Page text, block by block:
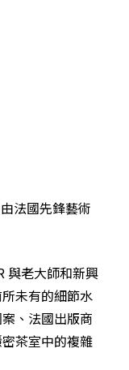
法國先鋒藝術
與老大師和新興
未有的細節水
、法國出版商
茶室中的複雜